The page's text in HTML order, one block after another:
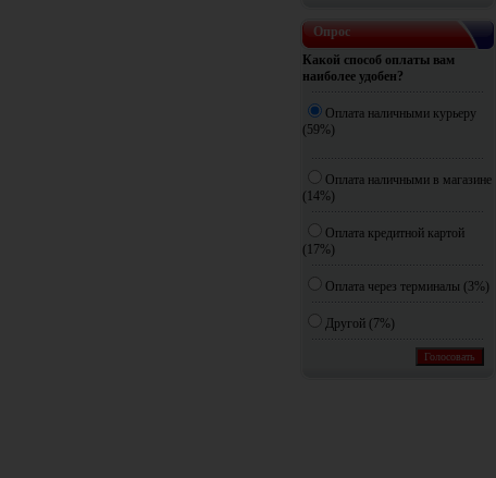
Опрос
Какой способ оплаты вам
наиболее удобен?
Оплата наличными курьеру
(59%)
Оплата наличными в магазине
(14%)
Оплата кредитной картой
(17%)
Оплата через терминалы (3%)
Другoй (7%)